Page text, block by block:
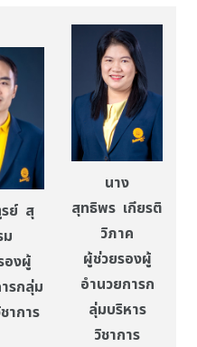
รย์ สุ
ม
องผู้
รกลุ่ม
าการ
นาง
สุทธิพร เกียรติ
วิภาค
ผู้ช่วยรองผู้
อำนวยการก
ลุ่มบริหาร
วิชาการ